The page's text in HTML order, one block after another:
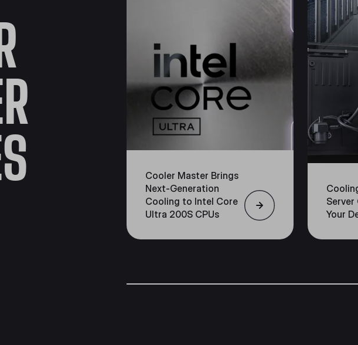
Cooler Master Brings
Next-Generation
Cooling to Intel Core
Ultra 200S CPUs
Server
Your